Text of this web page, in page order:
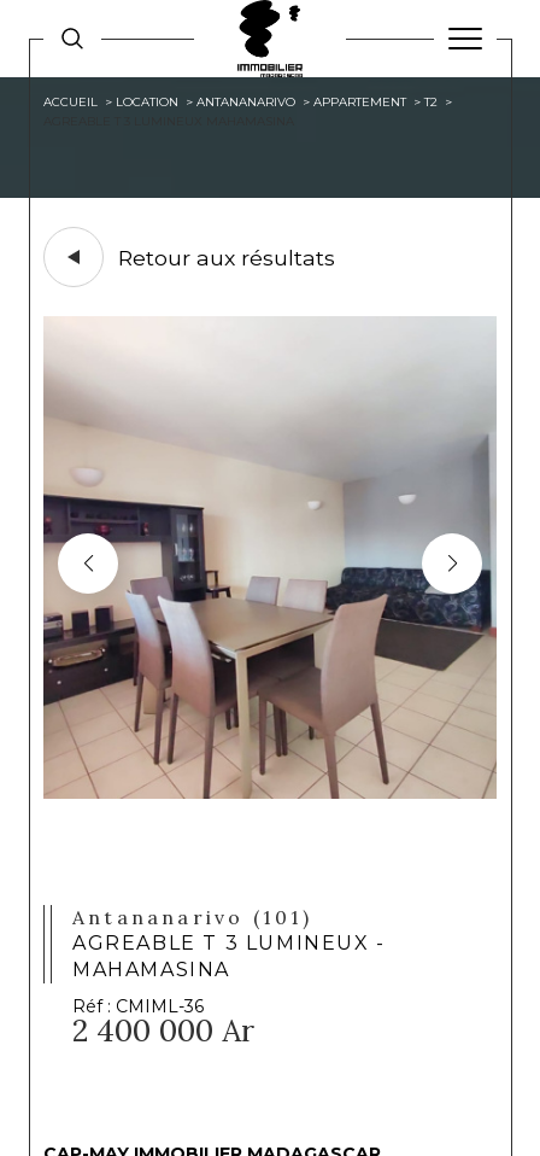
ACCUEIL LOCATION ANTANANARIVO APPARTEMENT
T2
Retour aux résultats
Antananarivo (101)
AGREABLE T 3 LUMINEUX -
MAHAMASINA
Réf : CMIML-36
2 400 000 Ar